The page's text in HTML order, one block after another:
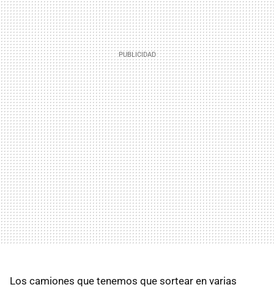
Los camiones que tenemos que sortear en varias